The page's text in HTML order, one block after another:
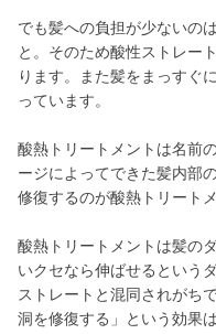
でも髪への負担が少ないの
と。そのため酸性ストレー
ります。また髪をまっすぐ
っています。
酸熱トリートメントは名前
ージによってできた髪内部
修復するのが酸熱トリート
酸熱トリートメントは髪の
いクセなら伸ばせるという
ストレートと混同されがち
洞を修復する」という効果